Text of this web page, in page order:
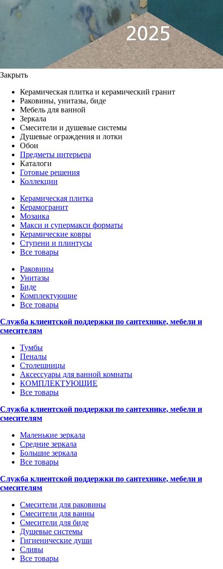
Закрыть
Керамическая плитка и керамический гранит
Раковины, унитазы, биде
Мебель для ванной
Зеркала
Смесители и душевые системы
Душевые ограждения и лотки
Обои
Предметы интерьера
Каталоги
Готовые решения
Коллекции
Керамическая плитка
Керамогранит
Мозаика
Макси и супермакси форматы
Керамические ковры
Ступени и плинтусы
Все товары
Раковины
Унитазы
Биде
Комплектующие
Все товары
Служба клиентской поддержки по сантехнике, мебели и
смесителям
Тумбы
Пеналы
Столешницы
Аксессуары для ванной комнаты
КОМПЛЕКТУЮЩИЕ
Все товары
Служба клиентской поддержки по сантехнике, мебели и
смесителям
Маленькие зеркала
Средние зеркала
Большие зеркала
Все товары
Служба клиентской поддержки по сантехнике, мебели и
смесителям
Смесители для раковины
Смесители для ванны
Смесители для биде
Душевые системы
Гигиенические души
Сливы
Все товары